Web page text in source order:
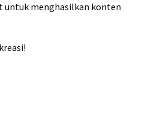
menghasilkan konten